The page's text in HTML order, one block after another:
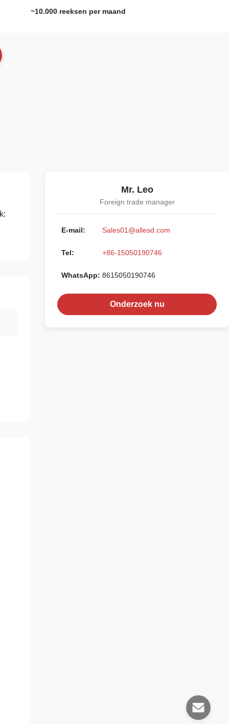
~10.000 reeksen per maand
Mr. Leo
Foreign trade manager
E-mail: Sales01@allesd.com
Tel: +86-15050190746
WhatsApp: 8615050190746
Onderzoek nu